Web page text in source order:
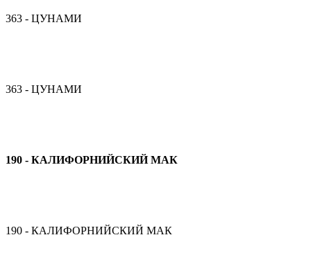
363 - ЦУНАМИ
363 - ЦУНАМИ
190 - КАЛИФОРНИЙСКИЙ МАК
190 - КАЛИФОРНИЙСКИЙ МАК